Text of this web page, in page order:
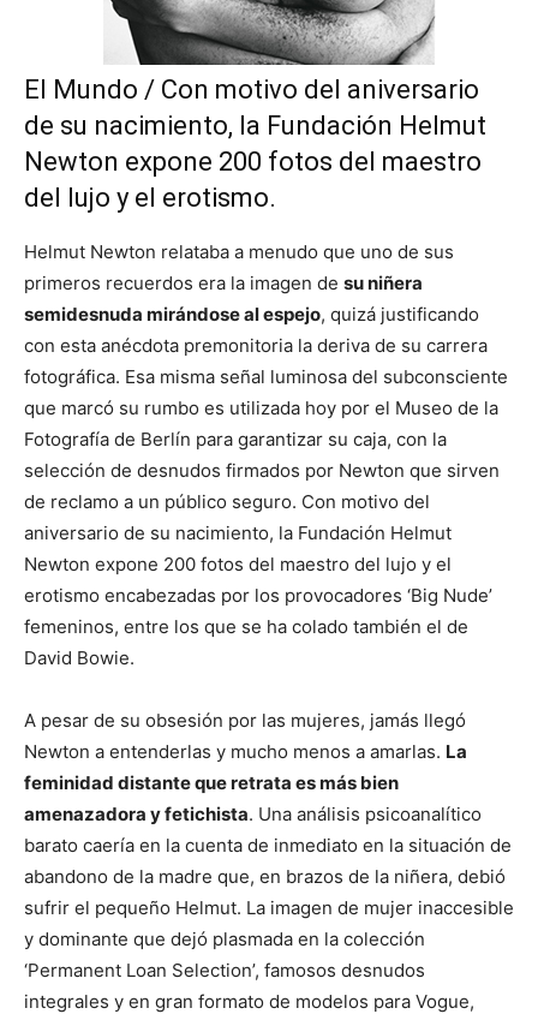
El Mundo / Con motivo del aniversario
de su nacimiento, la Fundación Helmut
Newton expone 200 fotos del maestro
del lujo y el erotismo.
Helmut Newton relataba a menudo que uno de sus
primeros recuerdos era la imagen de su niñera
semidesnuda mirándose al espejo, quizá justificando
con esta anécdota premonitoria la deriva de su carrera
fotográfica. Esa misma señal luminosa del subconsciente
que marcó su rumbo es utilizada hoy por el Museo de la
Fotografía de Berlín para garantizar su caja, con la
selección de desnudos firmados por Newton que sirven
de reclamo a un público seguro. Con motivo del
aniversario de su nacimiento, la Fundación Helmut
Newton expone 200 fotos del maestro del lujo y el
erotismo encabezadas por los provocadores ‘Big Nude’
femeninos, entre los que se ha colado también el de
David Bowie.
A pesar de su obsesión por las mujeres, jamás llegó
Newton a entenderlas y mucho menos a amarlas. La
feminidad distante que retrata es más bien
amenazadora y fetichista. Una análisis psicoanalítico
barato caería en la cuenta de inmediato en la situación de
abandono de la madre que, en brazos de la niñera, debió
sufrir el pequeño Helmut. La imagen de mujer inaccesible
y dominante que dejó plasmada en la colección
‘Permanent Loan Selection’, famosos desnudos
integrales y en gran formato de modelos para Vogue,